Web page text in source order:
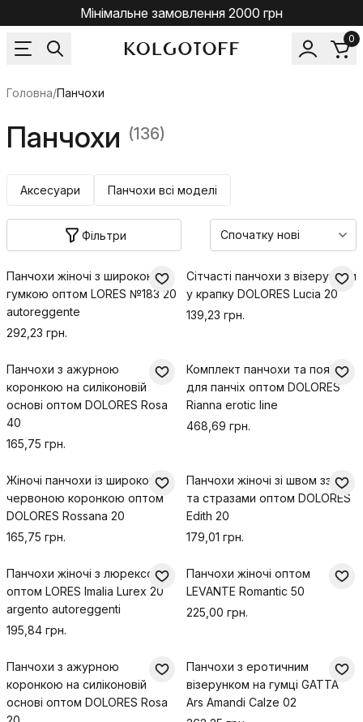
Мінімальне замовлення 2000 грн
0
Головна/Панчохи
Панчохи (136)
Аксесуари Панчохи всі моделі
Фільтри
Панчохи жіночі з широкою
гумкою оптом LORES №183 20
autoreggente
292,23 грн.
Сітчасті панчохи з візерунком
у крапку DOLORES Lucia 20
139,23 грн.
Панчохи з ажурною
коронкою на силіконовій
основі оптом DOLORES Rosa
40
165,75 грн.
Комплект панчохи та пояс
для панчіх оптом DOLORES
Rianna erotic line
468,69 грн.
Жіночі панчохи із широкою
червоною коронкою оптом
DOLORES Rossana 20
165,75 грн.
Панчохи жіночі зі швом ззаду
та стразами оптом DOLORES
Edith 20
179,01 грн.
Панчохи жіночі з люрексом
оптом LORES Imalia Lurex 20
argento autoreggenti
195,84 грн.
Панчохи жіночі оптом
LEVANTE Romantic 50
225,00 грн.
Панчохи з ажурною
коронкою на силіконовій
основі оптом DOLORES Rosa
Панчохи з еротичним
візерунком на гумці GATTA
Ars Amandi Calze 02